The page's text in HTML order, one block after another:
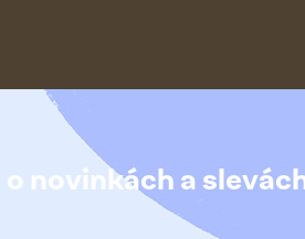
novinkácha